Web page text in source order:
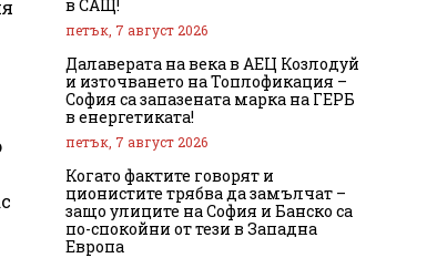
в САЩ!
петък, 7 август 2026
Далаверата на века в АЕЦ Козлодуй
и източването на Топлофикация –
София са запазената марка на ГЕРБ
в енергетиката!
петък, 7 август 2026
Когато фактите говорят и
ционистите трябва да замълчат –
защо улиците на София и Банско са
по-спокойни от тези в Западна
Европа